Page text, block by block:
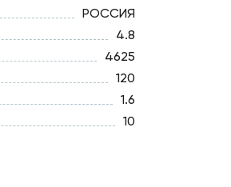
РОССИЯ
4.8
4625
120
1.6
10